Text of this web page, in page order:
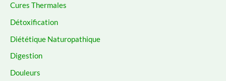
Cures Thermales
Détoxification
Diététique Naturopathique
Digestion
Douleurs